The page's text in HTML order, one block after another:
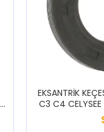
EKSANTRİK
C3 C4
3008 301 307